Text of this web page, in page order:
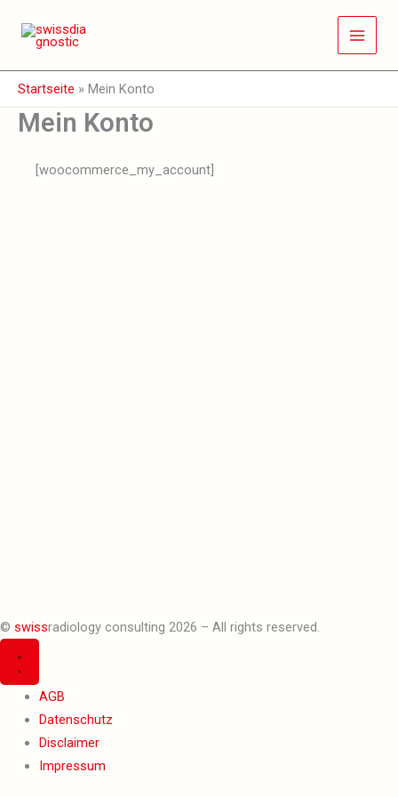
Inhalt
Startseite » Mein Konto
Mein Konto
[woocommerce_my_account]
© swissradiology consulting 2026 – All rights reserved.
AGB
Datenschutz
Disclaimer
Impressum